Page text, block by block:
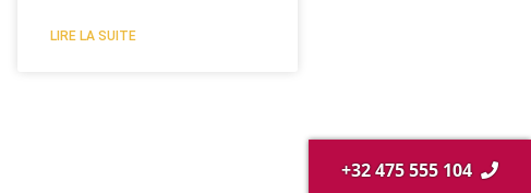
LIRE LA SUITE
+32 475 555 104